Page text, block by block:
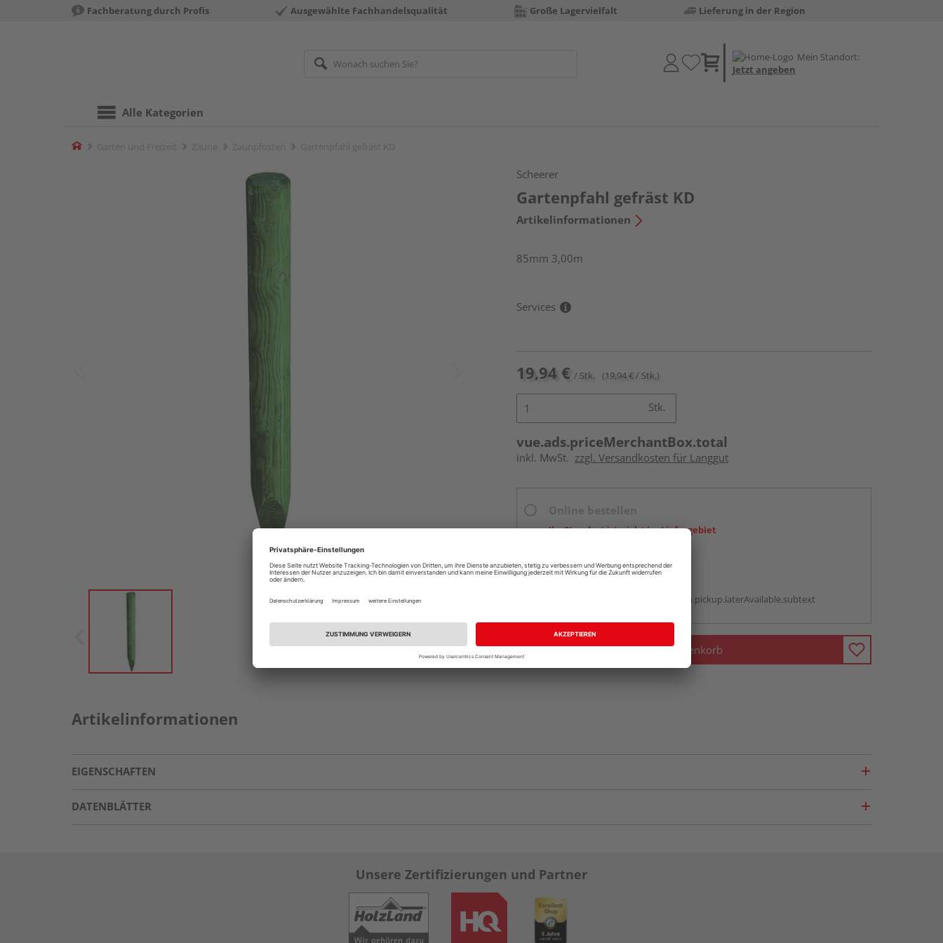
Fachberatung durch Profis Ausgewählte Fachhandelsqualität Große Lagervielfalt Lieferung in der Region
Mein Standort:
Jetzt angeben
Alle Kategorien
Home
Scheerer
Gartenpfahl gefräst KD
Artikelinformationen
85mm 3,00m
Services
19,94 € / Stk. (19,94 € / Stk.)
Stk.
vue.ads.priceMerchantBox.total
inkl. MwSt. zzgl. Versandkosten für Langgut
Online bestellen
Ihr Standort ist nicht im Liefergebiet
Beim Händler abholen
vue.ads.priceMerchantBox.option.pickup.laterAvailable.subtext
In den Warenkorb
Artikelinformationen
EIGENSCHAFTEN
DATENBLÄTTER
Unsere Zertifizierungen und Partner